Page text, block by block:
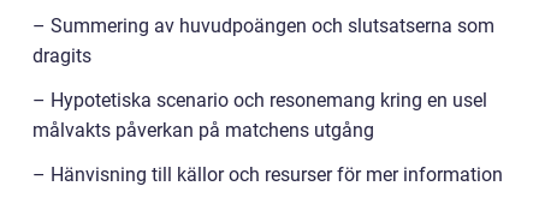
– Summering av huvudpoängen och slutsatserna som
dragits
– Hypotetiska scenario och resonemang kring en usel
målvakts påverkan på matchens utgång
– Hänvisning till källor och resurser för mer information